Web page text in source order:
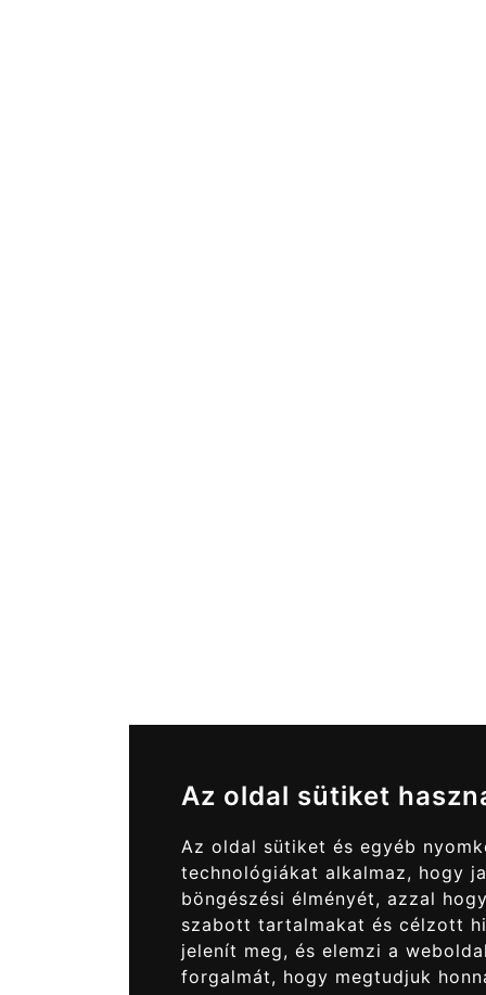
Az oldal sütiket
Az oldal sütiket és egyéb
technológiákat alkalmaz, hogy
böngészési élményét, azzal
szabott tartalmakat és célzott
jelenít meg, és elemzi a
forgalmát, hogy megtudjuk